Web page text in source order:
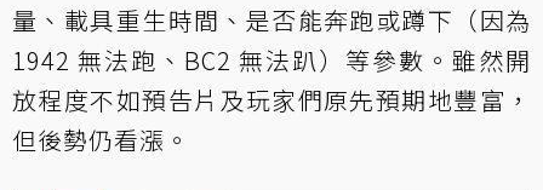
量、載具重生時間、是否能奔跑或蹲下（因為
1942 無法跑、BC2 無法趴）等參數。雖然開
放程度不如預告片及玩家們原先預期地豐富，
但後勢仍看漲。